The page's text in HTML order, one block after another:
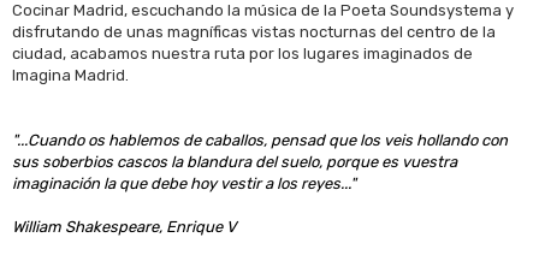
Cocinar Madrid, escuchando la música de la Poeta Soundsystema y
disfrutando de unas magníficas vistas nocturnas del centro de la
ciudad, acabamos nuestra ruta por los lugares imaginados de
Imagina Madrid.
"...Cuando os hablemos de caballos, pensad que los veis hollando con
sus soberbios cascos la blandura del suelo, porque es vuestra
imaginación la que debe hoy vestir a los reyes..."
William Shakespeare, Enrique V